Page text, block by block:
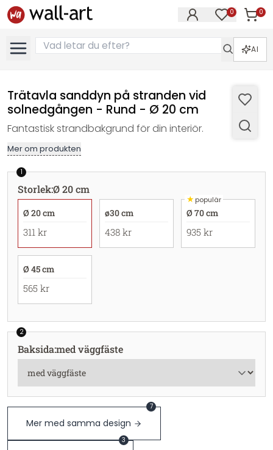
0 0
AI
Trätavla sanddyn på stranden vid
solnedgången - Rund - Ø 20 cm
Fantastisk strandbakgrund för din interiör.
Mer om produkten
1
Storlek:Ø 20 cm
Ø 20 cm
311 kr
ø30 cm
438 kr
★populär
Ø 70 cm
935 kr
Ø 45 cm
565 kr
2
Baksida:med väggfäste
Mer med samma design
7
3